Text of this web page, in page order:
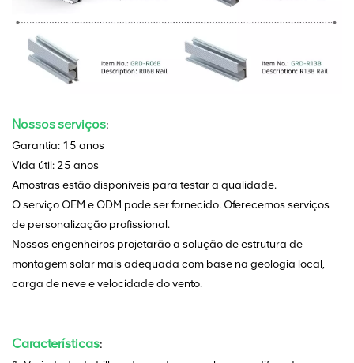
Nossos serviços:
Garantia: 15 anos
Vida útil: 25 anos
Amostras estão disponíveis para testar a qualidade.
O serviço OEM e ODM pode ser fornecido. Oferecemos serviços
de personalização profissional.
Nossos engenheiros projetarão a solução de estrutura de
montagem solar mais adequada com base na geologia local,
carga de neve e velocidade do vento.
Características: